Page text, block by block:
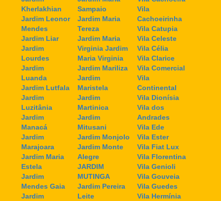
Kherlakhian
Jardim Leonor
Mendes
Jardim Liar
Jardim
Lourdes
Jardim
Luanda
Jardim Lutfala
Jardim
Luzitânia
Jardim
Manacá
Jardim
Marajoara
Jardim Maria
Estela
Jardim
Mendes Gaia
Jardim
Sampaio
Jardim Maria
Tereza
Jardim Maria
Virginia Jardim
Maria Virginia
Jardim Mariliza
Jardim
Maristela
Jardim
Martinica
Jardim
Mitusani
Jardim Monjolo
Jardim Monte
Alegre
JARDIM
MUTINGA
Jardim Pereira
Leite
Vila
Cachoeirinha
Vila Catupia
Vila Celeste
Vila Célia
Vila Clarice
Vila Comercial
Vila
Continental
Vila Dionísia
Vila dos
Andrades
Vila Ede
Vila Ester
Vila Fiat Lux
Vila Florentina
Vila Genioli
Vila Gouveia
Vila Guedes
Vila Hermínia